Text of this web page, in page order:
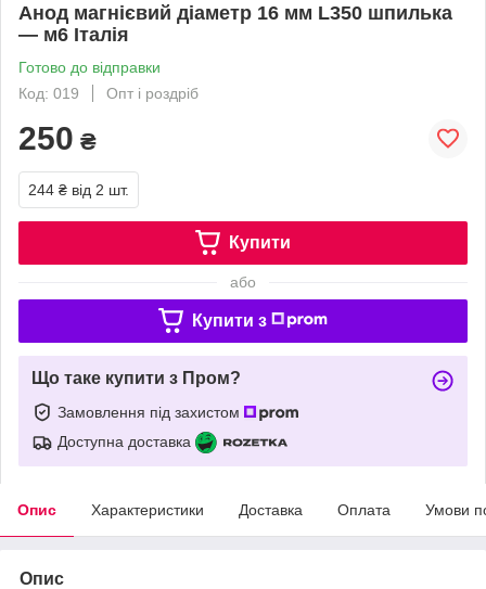
Анод магнієвий діаметр 16 мм L350 шпилька
— м6 Італія
Готово до відправки
Код: 019
Опт і роздріб
250 ₴
244 ₴ від 2 шт.
Купити
або
Купити з
Що таке купити з Пром?
Замовлення під захистом
Доступна доставка
Опис Характеристики Доставка Оплата Умови
Опис